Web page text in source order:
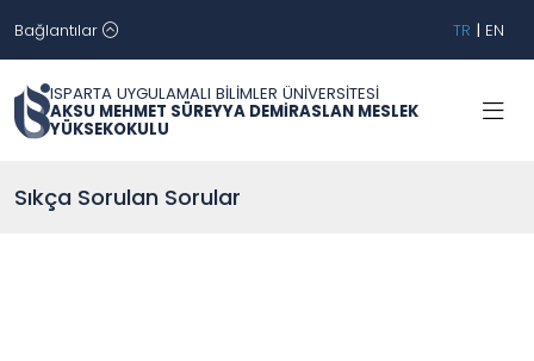
Bağlantılar TR | EN
ISPARTA UYGULAMALI BİLİMLER ÜNİVERSİTESİ
AKSU MEHMET SÜREYYA DEMİRASLAN MESLEK
YÜKSEKOKULU
Sıkça Sorulan Sorular